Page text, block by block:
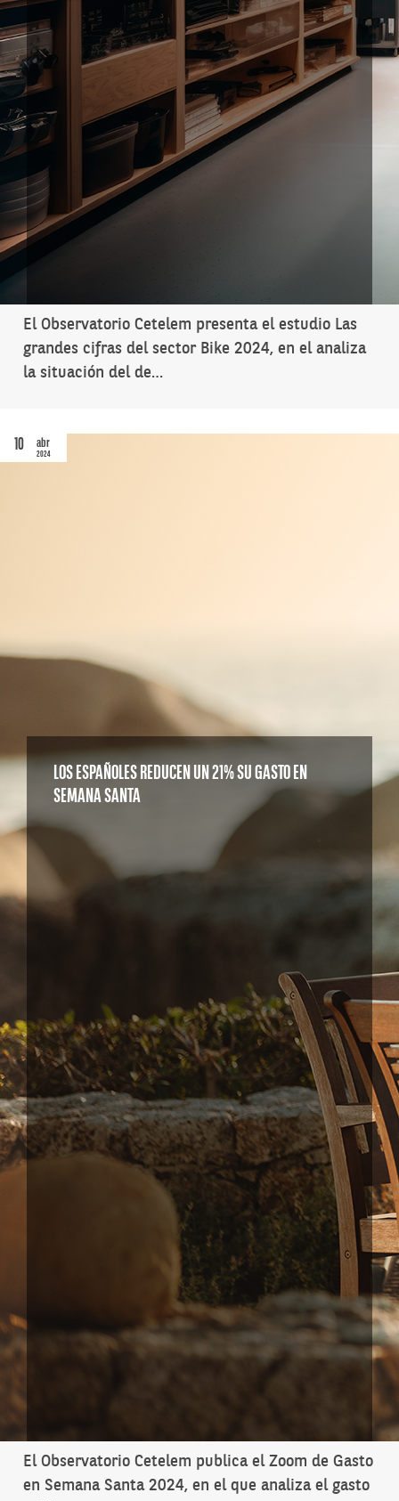
El Observatorio Cetelem presenta el estudio Las
grandes cifras del sector Bike 2024, en el analiza
la situación del de…
10 abr
2024
LOS ESPAÑOLES REDUCEN UN 21% SU GASTO EN
SEMANA SANTA
El Observatorio Cetelem publica el Zoom de Gasto
en Semana Santa 2024, en el que analiza el gasto